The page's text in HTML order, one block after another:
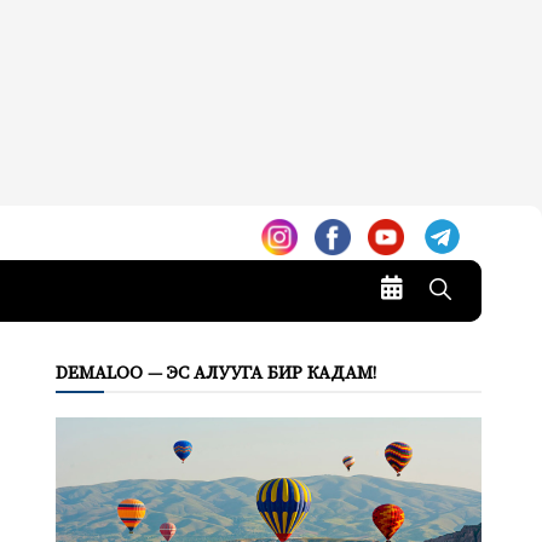
DEMALOO — ЭС АЛУУГА БИР КАДАМ!